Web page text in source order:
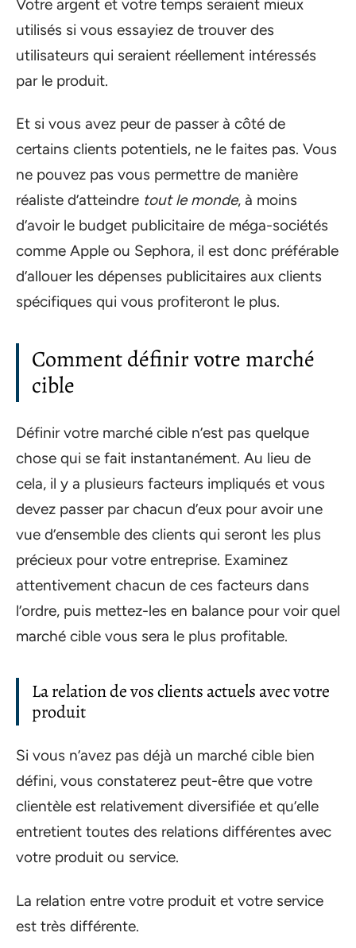
Votre argent et votre temps seraient mieux
utilisés si vous essayiez de trouver des
utilisateurs qui seraient réellement intéressés
par le produit.
Et si vous avez peur de passer à côté de
certains clients potentiels, ne le faites pas. Vous
ne pouvez pas vous permettre de manière
réaliste d’atteindre tout le monde, à moins
d’avoir le budget publicitaire de méga-sociétés
comme Apple ou Sephora, il est donc préférable
d’allouer les dépenses publicitaires aux clients
spécifiques qui vous profiteront le plus.
Comment définir votre marché
cible
Définir votre marché cible n’est pas quelque
chose qui se fait instantanément. Au lieu de
cela, il y a plusieurs facteurs impliqués et vous
devez passer par chacun d’eux pour avoir une
vue d’ensemble des clients qui seront les plus
précieux pour votre entreprise. Examinez
attentivement chacun de ces facteurs dans
l’ordre, puis mettez-les en balance pour voir quel
marché cible vous sera le plus profitable.
La relation de vos clients actuels avec votre
produit
Si vous n’avez pas déjà un marché cible bien
défini, vous constaterez peut-être que votre
clientèle est relativement diversifiée et qu’elle
entretient toutes des relations différentes avec
votre produit ou service.
La relation entre votre produit et votre service
est très différente.